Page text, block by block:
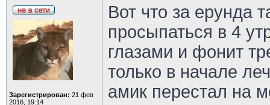
Зарегистрирован: 21 фев
2016, 19:14
Вот что за ерунда
просыпаться в 4
глазами и фонит
только в начале
амик перестал на